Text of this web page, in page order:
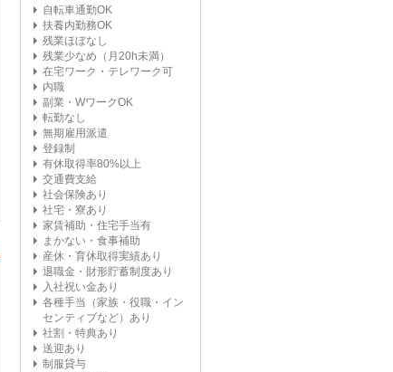
自転車通勤OK
扶養内勤務OK
残業ほぼなし
残業少なめ（月20h未満）
在宅ワーク・テレワーク可
内職
副業・WワークOK
転勤なし
無期雇用派遣
登録制
有休取得率80%以上
交通費支給
社会保険あり
社宅・寮あり
家賃補助・住宅手当有
まかない・食事補助
産休・育休取得実績あり
退職金・財形貯蓄制度あり
入社祝い金あり
各種手当（家族・役職・イン
センティブなど）あり
社割・特典あり
送迎あり
制服貸与